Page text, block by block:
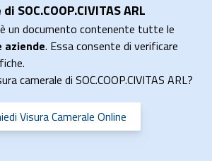
SOC.COOP.CIVITAS ARL
un documento contenente tutte le
aziende. Essa consente di verificare
camerale di SOC.COOP.CIVITAS ARL?
Visura Camerale Online